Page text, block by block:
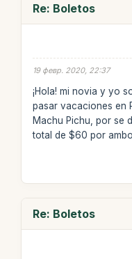
Re: Boletos
19 февр. 2020, 22:37
¡Hola! mi novia y yo
pasar vacaciones en
Machu Pichu, por se
total de $60 por
Re: Boletos